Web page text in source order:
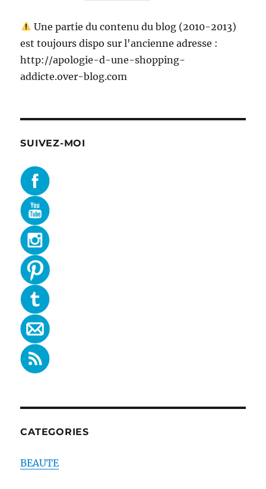
Une partie du contenu du blog (2010-2013)
est toujours dispo sur l'ancienne adresse :
http://apologie-d-une-shopping-
addicte.over-blog.com
SUIVEZ-MOI
CATEGORIES
BEAUTE